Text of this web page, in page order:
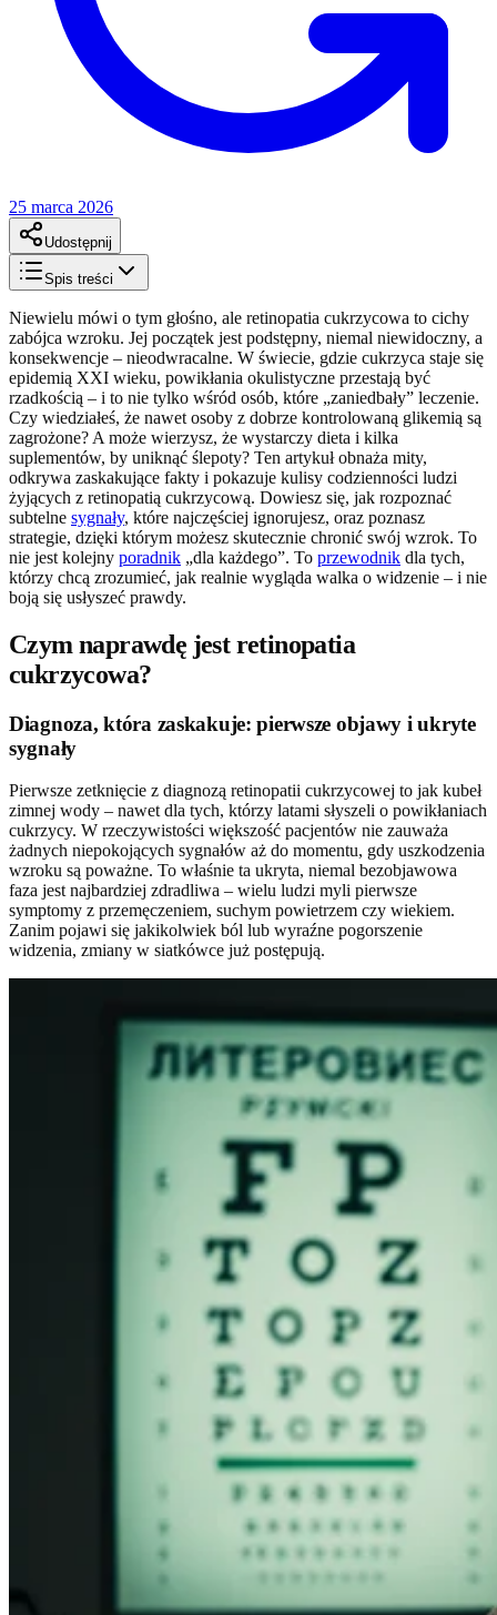
25 marca 2026
Udostępnij
Spis treści
Niewielu mówi o tym głośno, ale retinopatia cukrzycowa to cichy
zabójca wzroku. Jej początek jest podstępny, niemal niewidoczny, a
konsekwencje – nieodwracalne. W świecie, gdzie cukrzyca staje się
epidemią XXI wieku, powikłania okulistyczne przestają być
rzadkością – i to nie tylko wśród osób, które „zaniedbały” leczenie.
Czy wiedziałeś, że nawet osoby z dobrze kontrolowaną glikemią są
zagrożone? A może wierzysz, że wystarczy dieta i kilka
suplementów, by uniknąć ślepoty? Ten artykuł obnaża mity,
odkrywa zaskakujące fakty i pokazuje kulisy codzienności ludzi
żyjących z retinopatią cukrzycową. Dowiesz się, jak rozpoznać
subtelne sygnały, które najczęściej ignorujesz, oraz poznasz
strategie, dzięki którym możesz skutecznie chronić swój wzrok. To
nie jest kolejny poradnik „dla każdego”. To przewodnik dla tych,
którzy chcą zrozumieć, jak realnie wygląda walka o widzenie – i nie
boją się usłyszeć prawdy.
Czym naprawdę jest retinopatia
cukrzycowa?
Diagnoza, która zaskakuje: pierwsze objawy i ukryte
sygnały
Pierwsze zetknięcie z diagnozą retinopatii cukrzycowej to jak kubeł
zimnej wody – nawet dla tych, którzy latami słyszeli o powikłaniach
cukrzycy. W rzeczywistości większość pacjentów nie zauważa
żadnych niepokojących sygnałów aż do momentu, gdy uszkodzenia
wzroku są poważne. To właśnie ta ukryta, niemal bezobjawowa
faza jest najbardziej zdradliwa – wielu ludzi myli pierwsze
symptomy z przemęczeniem, suchym powietrzem czy wiekiem.
Zanim pojawi się jakikolwiek ból lub wyraźne pogorszenie
widzenia, zmiany w siatkówce już postępują.